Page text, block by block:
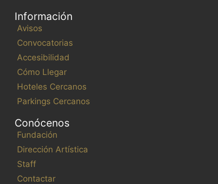
Información
Avisos
Convocatorias
Accesibilidad
Cómo Llegar
Hoteles Cercanos
Parkings Cercanos
Conócenos
Fundación
Dirección Artística
Staff
Contactar